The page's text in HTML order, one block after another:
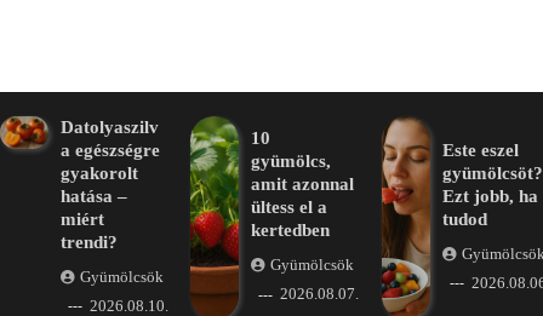
Datolyaszilv
a egészségre
gyakorolt
hatása –
miért
trendi?
Gyümölcsök
2026.08.10.
10
gyümölcs,
amit azonnal
ültess el a
kertedben
Gyümölcsök
2026.08.07.
Este eszel
gyümölcsöt?
Ezt jobb, ha
tudod